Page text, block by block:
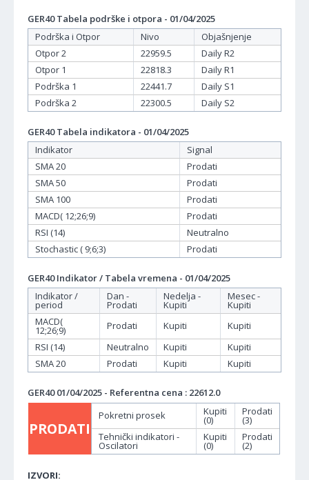
GER40 Tabela podrške i otpora - 01/04/2025
Podrška i Otpor
Nivo
Objašnjenje
Otpor 2
22959.5
Daily R2
Otpor 1
22818.3
Daily R1
Podrška 1
22441.7
Daily S1
Podrška 2
22300.5 Daily S2
GER40 Tabela indikatora - 01/04/2025
Indikator
Signal
SMA 20
Prodati
SMA 50
Prodati
SMA 100
Prodati
MACD( 12;26;9)
Prodati
RSI (14)
Neutralno
Stochastic ( 9;6;3)
Prodati
GER40 Indikator / Tabela vremena - 01/04/2025
Indikator /
period
Dan -
Prodati
Nedelja -
Kupiti
Mesec -
Kupiti
MACD(
12;26;9) Prodati Kupiti
Kupiti
RSI (14)
Neutralno Kupiti
Kupiti
SMA 20
Prodati Kupiti Kupiti
GER40 01/04/2025 - Referentna cena : 22612.0
PRODATI
Pokretni prosek Kupiti
(0)
Prodati
(3)
Tehnički indikatori -
Oscilatori
Kupiti
(0)
Prodati
(2)
IZVORI: